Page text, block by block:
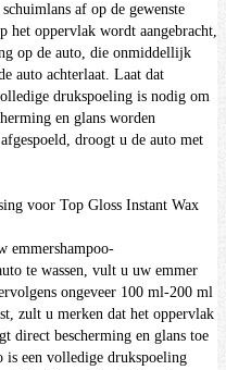
af op de gewenste
het oppervlak wordt aangebracht,
op de auto, die onmiddellijk
auto achterlaat. Laat dat
drukspoeling is nodig om
en glans worden
droogt u de auto met
voor Top Gloss Instant Wax
emmershampoo-
te wassen, vult u uw emmer
ongeveer 100 ml-200 ml
zult u merken dat het oppervlak
direct bescherming en glans toe
is een volledige drukspoeling